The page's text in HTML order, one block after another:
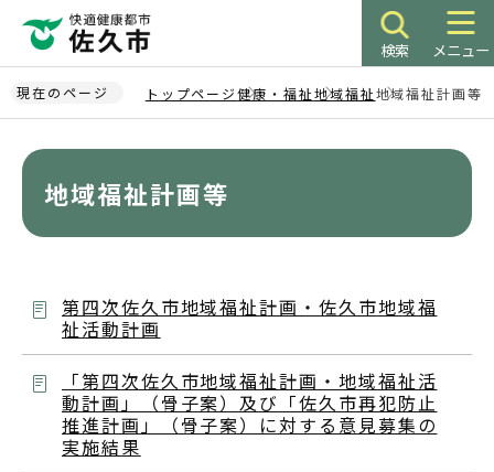
ペ
ー
ジ
検索 メニュー
現在のページ トップページ健康・福祉地域福祉地域福祉計画等
地域福祉計画等
第四次佐久市地域福祉計画・佐久市地域福
祉活動計画
「第四次佐久市地域福祉計画・地域福祉活
動計画」（骨子案）及び「佐久市再犯防止
推進計画」（骨子案）に対する意見募集の
実施結果